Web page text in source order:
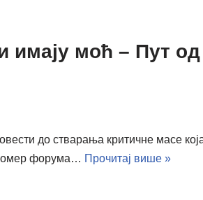
моћ – Пут
до стварања критичне масе
форума… Прочитај више »